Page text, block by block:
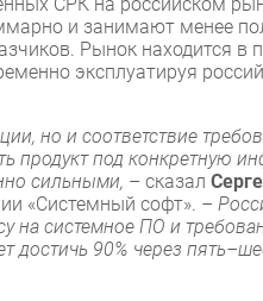
и занимают менее
Рынок находится в
эксплуатируя
но и соответствие
под конкретную
сильными, – сказал
«Системный софт». –
на системное ПО и
90% через